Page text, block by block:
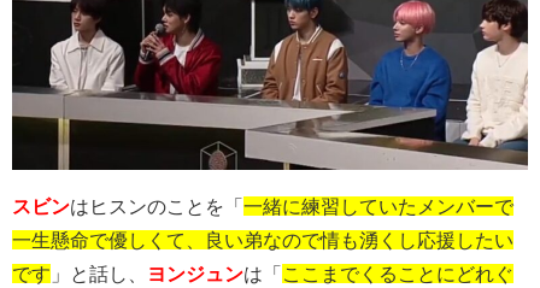
スビンはヒスンのことを「 一緒に練習していたメンバーで
一生懸命で優しくて、良い弟なので情も湧くし応援したい
です 」と話し、 ヨンジュンは「
ここまでくることにどれぐ